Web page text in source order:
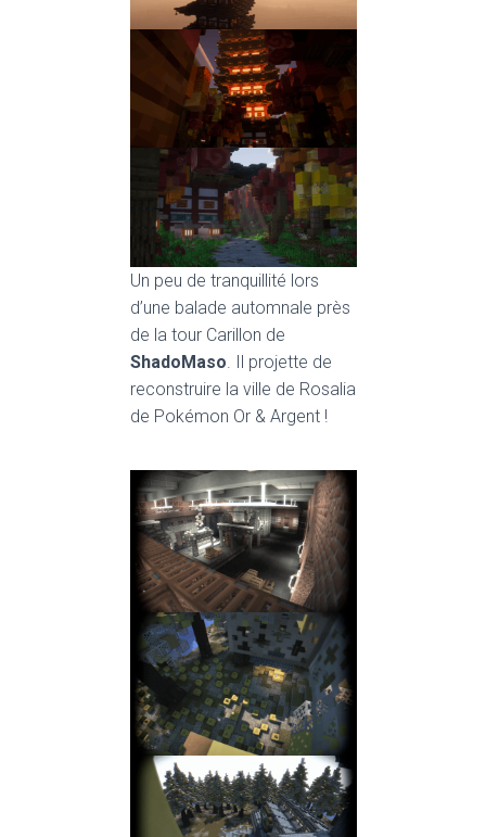
Un peu de tranquillité lors
d’une balade automnale près
de la tour Carillon de
ShadoMaso. Il projette de
reconstruire la ville de Rosalia
de Pokémon Or & Argent !